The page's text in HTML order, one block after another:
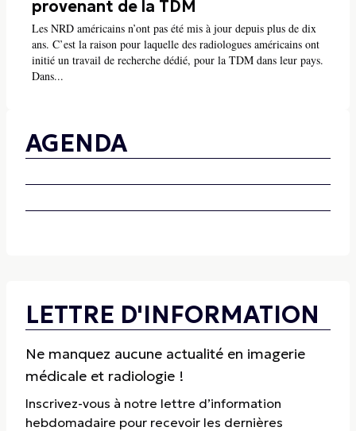
provenant de la TDM
Les NRD américains n’ont pas été mis à jour depuis plus de dix
ans. C’est la raison pour laquelle des radiologues américains ont
initié un travail de recherche dédié, pour la TDM dans leur pays.
Dans...
AGENDA
LETTRE D'INFORMATION
Ne manquez aucune actualité en imagerie
médicale et radiologie !
Inscrivez-vous à notre lettre d’information
hebdomadaire pour recevoir les dernières